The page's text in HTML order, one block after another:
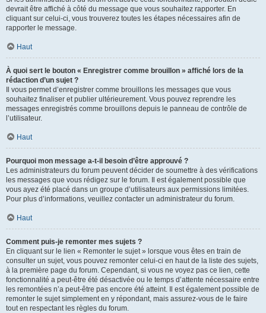
devrait être affiché à côté du message que vous souhaitez rapporter. En
cliquant sur celui-ci, vous trouverez toutes les étapes nécessaires afin de
rapporter le message.
Haut
À quoi sert le bouton « Enregistrer comme brouillon » affiché lors de la
rédaction d’un sujet ?
Il vous permet d’enregistrer comme brouillons les messages que vous
souhaitez finaliser et publier ultérieurement. Vous pouvez reprendre les
messages enregistrés comme brouillons depuis le panneau de contrôle de
l’utilisateur.
Haut
Pourquoi mon message a-t-il besoin d’être approuvé ?
Les administrateurs du forum peuvent décider de soumettre à des vérifications
les messages que vous rédigez sur le forum. Il est également possible que
vous ayez été placé dans un groupe d’utilisateurs aux permissions limitées.
Pour plus d’informations, veuillez contacter un administrateur du forum.
Haut
Comment puis-je remonter mes sujets ?
En cliquant sur le lien « Remonter le sujet » lorsque vous êtes en train de
consulter un sujet, vous pouvez remonter celui-ci en haut de la liste des sujets,
à la première page du forum. Cependant, si vous ne voyez pas ce lien, cette
fonctionnalité a peut-être été désactivée ou le temps d’attente nécessaire entre
les remontées n’a peut-être pas encore été atteint. Il est également possible de
remonter le sujet simplement en y répondant, mais assurez-vous de le faire
tout en respectant les règles du forum.